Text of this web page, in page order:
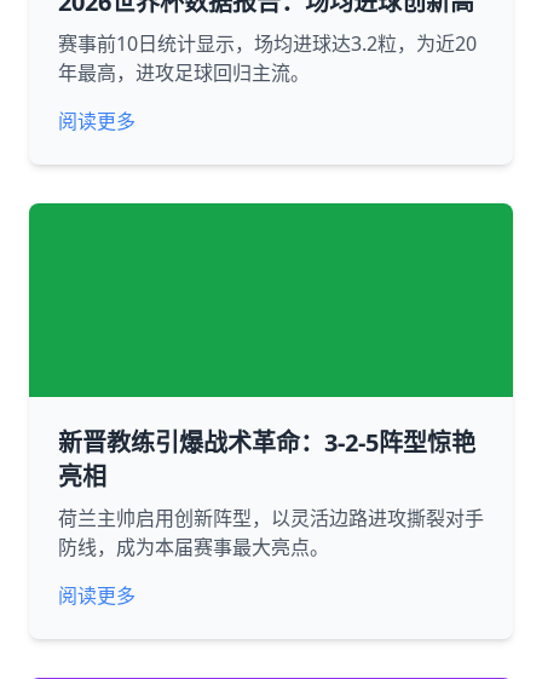
赛事前10日统计显示，场均进球达3.2粒，为近20
年最高，进攻足球回归主流。
阅读更多
新晋教练引爆战术革命：3-2-5阵型惊艳
亮相
荷兰主帅启用创新阵型，以灵活边路进攻撕裂对手
防线，成为本届赛事最大亮点。
阅读更多